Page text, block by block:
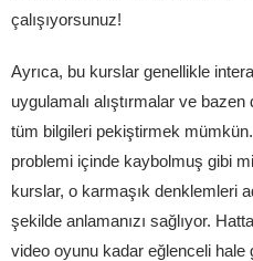
çalışıyorsunuz!
Ayrıca, bu kurslar genellikle
uygulamalı alıştırmalar ve
tüm bilgileri pekiştirmek
problemi içinde kaybolmuş gibi
kurslar, o karmaşık denklemleri
şekilde anlamanızı sağlıyor.
video oyunu kadar eğlenceli hale